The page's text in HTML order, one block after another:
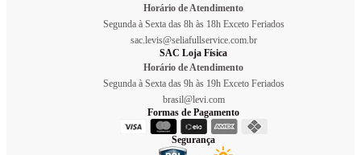
Horário de Atendimento
Segunda à Sexta das 8h às 18h Exceto Feriados
sac.levis@seliafullservice.com.br
SAC Loja Física
Horário de Atendimento
Segunda à Sexta das 9h às 19h Exceto Feriados
brasil@levi.com
Formas de Pagamento
Segurança